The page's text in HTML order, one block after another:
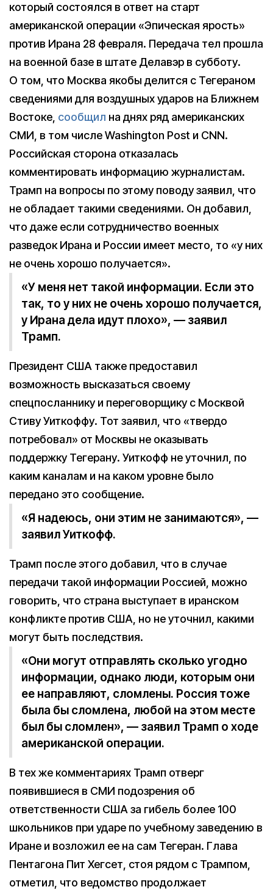
который состоялся в ответ на старт
американской операции «Эпическая ярость»
против Ирана 28 февраля. Передача тел прошла
на военной базе в штате Делавэр в субботу.
О том, что Москва якобы делится с Тегераном
сведениями для воздушных ударов на Ближнем
Востоке, сообщил на днях ряд американских
СМИ, в том числе Washington Post и CNN.
Российская сторона отказалась
комментировать информацию журналистам.
Трамп на вопросы по этому поводу заявил, что
не обладает такими сведениями. Он добавил,
что даже если сотрудничество военных
разведок Ирана и России имеет место, то «у них
не очень хорошо получается».
«У меня нет такой информации. Если это
так, то у них не очень хорошо получается,
у Ирана дела идут плохо», — заявил
Трамп.
Президент США также предоставил
возможность высказаться своему
спецпосланнику и переговорщику с Москвой
Стиву Уиткоффу. Тот заявил, что «твердо
потребовал» от Москвы не оказывать
поддержку Тегерану. Уиткофф не уточнил, по
каким каналам и на каком уровне было
передано это сообщение.
«Я надеюсь, они этим не занимаются», —
заявил Уиткофф.
Трамп после этого добавил, что в случае
передачи такой информации Россией, можно
говорить, что страна выступает в иранском
конфликте против США, но не уточнил, какими
могут быть последствия.
«Они могут отправлять сколько угодно
информации, однако люди, которым они
ее направляют, сломлены. Россия тоже
была бы сломлена, любой на этом месте
был бы сломлен», — заявил Трамп о ходе
американской операции.
В тех же комментариях Трамп отверг
появившиеся в СМИ подозрения об
ответственности США за гибель более 100
школьников при ударе по учебному заведению в
Иране и возложил ее на сам Тегеран. Глава
Пентагона Пит Хегсет, стоя рядом с Трампом,
отметил, что ведомство продолжает